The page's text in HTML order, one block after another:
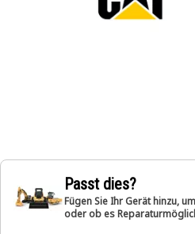
Passt dies?
Fügen Sie Ihr Gerät hinzu,
oder ob es